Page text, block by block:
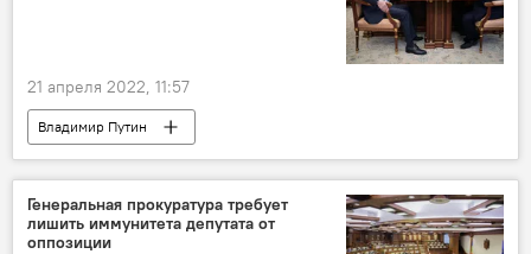
21 апреля 2022, 11:57
Владимир Путин
Спецоперация России по защите Донбасса
Генеральная прокуратура требует
лишить иммунитета депутата от
оппозиции